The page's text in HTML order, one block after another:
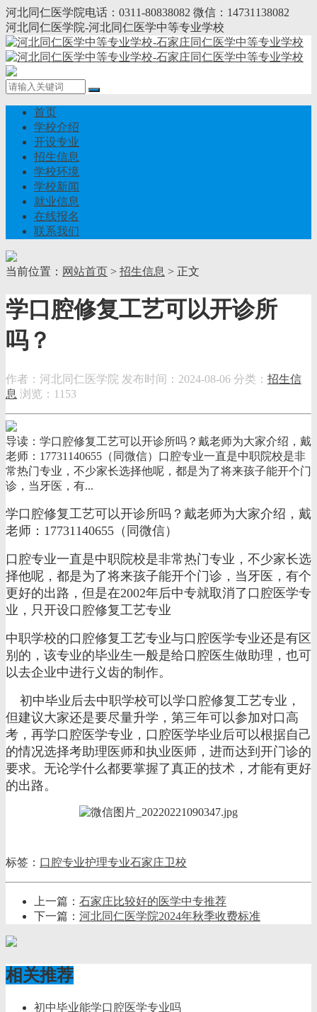
河北同仁医学院电话：0311-80838082 微信：14731138082
河北同仁医学院-河北同仁医学中等专业学校
首页
学校介绍
开设专业
招生信息
学校环境
学校新闻
就业信息
在线报名
联系我们
当前位置： 网站首页 > 招生信息 > 正文
学口腔修复工艺可以开诊所
吗？
作者：河北同仁医学院 发布时间：2024-08-06 分类： 招生信
息 浏览：1153
导读：学口腔修复工艺可以开诊所吗？戴老师为大家介绍，戴
老师：17731140655（同微信）口腔专业一直是中职院校是非
常热门专业，不少家长选择他呢，都是为了将来孩子能开个门
诊，当牙医，有...
学口腔修复工艺可以开诊所吗？戴老师为大家介绍，戴
老师：17731140655（同微信）
口腔专业一直是中职院校是非常热门专业，不少家长选
择他呢，都是为了将来孩子能开个门诊，当牙医，有个
更好的出路，但是在2002年后中专就取消了口腔医学专
业，只开设口腔修复工艺专业
中职学校的口腔修复工艺专业与口腔医学专业还是有区
别的，该专业的毕业生一般是给口腔医生做助理，也可
以去企业中进行义齿的制作。
初中毕业后去中职学校可以学口腔修复工艺专业，
但建议大家还是要尽量升学，第三年可以参加对口高
考，再学口腔医学专业，口腔医学毕业后可以根据自己
的情况选择考助理医师和执业医师，进而达到开门诊的
要求。无论学什么都要掌握了真正的技术，才能有更好
的出路。
标签： 口腔专业护理专业石家庄卫校
上一篇： 石家庄比较好的医学中专推荐
下一篇： 河北同仁医学院2024年秋季收费标准
相关推荐
初中毕业能学口腔医学专业吗